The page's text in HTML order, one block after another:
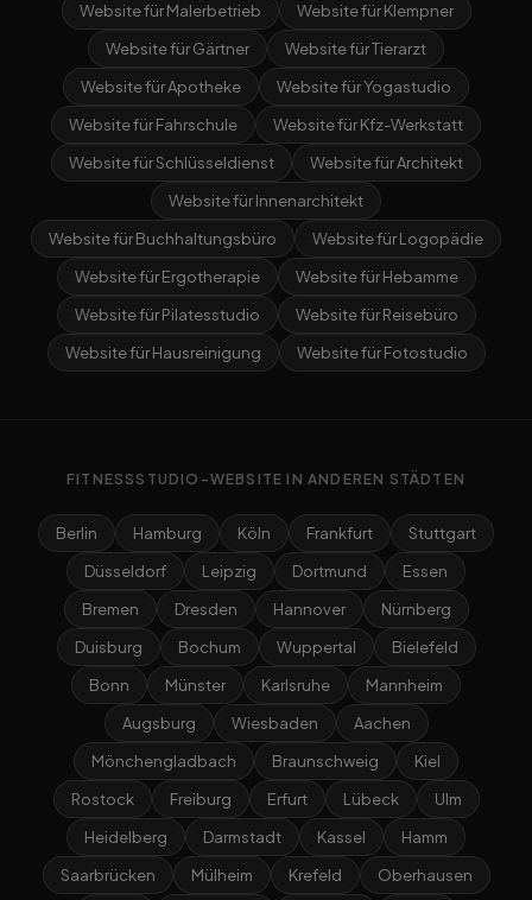
Website für Malerbetrieb
Website für Klempner
Website für Gärtner
Website für Tierarzt
Website für Apotheke
Website für Yogastudio
Website für Fahrschule
Website für Kfz-Werkstatt
Website für Schlüsseldienst
Website für Architekt
Website für Innenarchitekt
Website für Buchhaltungsbüro
Website für Logopädie
Website für Ergotherapie
Website für Hebamme
Website für Pilatesstudio
Website für Reisebüro
Website für Hausreinigung
Website für Fotostudio
FITNESSSTUDIO-WEBSITE IN ANDEREN STÄDTEN
Berlin Hamburg Köln Frankfurt
Stuttgart
Düsseldorf
Leipzig Dortmund
Essen
Bremen
Dresden Hannover
Nürnberg
Duisburg
Bochum Wuppertal
Bielefeld
Bonn
Münster Karlsruhe
Mannheim
Augsburg
Wiesbaden
Aachen
Mönchengladbach
Braunschweig
Kiel
Rostock
Freiburg Erfurt Lübeck
Ulm
Heidelberg
Darmstadt Kassel
Hamm
Saarbrücken
Mülheim Krefeld Oberhausen